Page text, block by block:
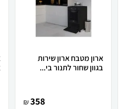
ארון מטבח ארון שירות
בגוון שחור לתנור בי...
358
₪